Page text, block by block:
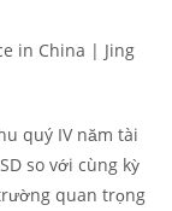
quý IV năm tài
so với cùng kỳ
quan trọng